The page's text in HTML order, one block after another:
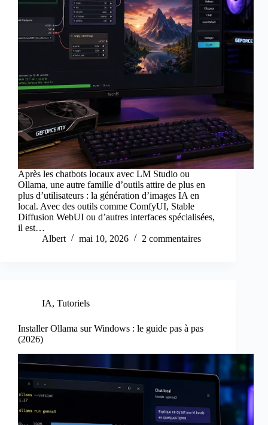
Après les chatbots locaux avec LM Studio ou
Ollama, une autre famille d’outils attire de plus en
plus d’utilisateurs : la génération d’images IA en
local. Avec des outils comme ComfyUI, Stable
Diffusion WebUI ou d’autres interfaces spécialisées,
il est…
Albert
mai 10, 2026 2 commentaires
IA, Tutoriels
Installer Ollama sur Windows : le guide pas à pas
(2026)